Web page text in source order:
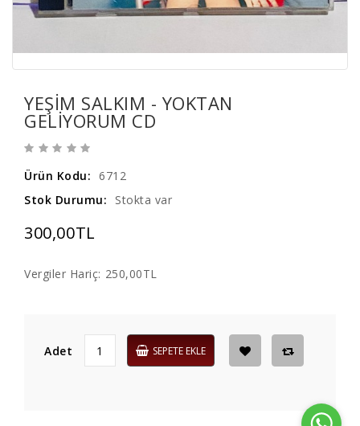
YEŞIM SALKIM - YOKTAN
GELIYORUM CD
Ürün Kodu: 6712
Stok Durumu:
Stokta var
300,00TL
Vergiler Hariç: 250,00TL
Adet SEPETE EKLE